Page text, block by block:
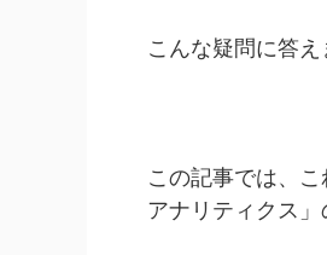
こんな疑問に答え
この記事では、
アナリティクス」